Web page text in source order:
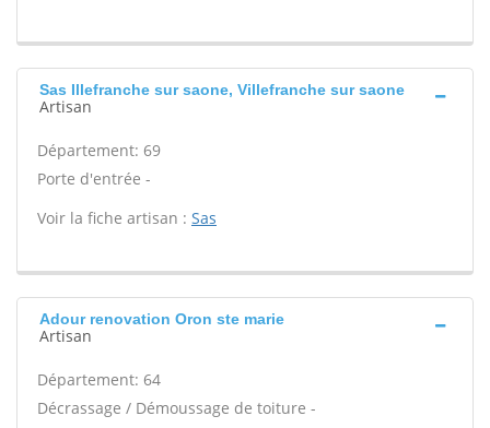
Sas Illefranche sur saone, Villefranche sur saone
Artisan
Département: 69
Porte d'entrée -
Voir la fiche artisan : Sas
Adour renovation Oron ste marie
Artisan
Département: 64
Décrassage / Démoussage de toiture -